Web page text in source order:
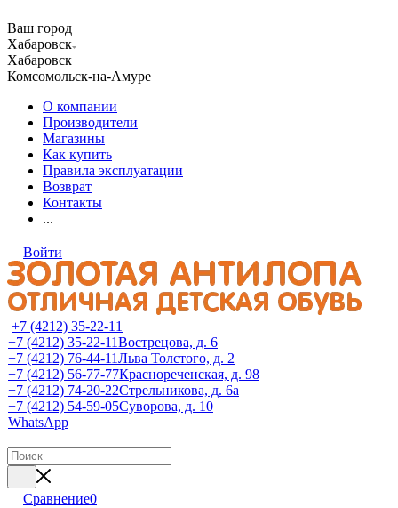
Ваш город
Хабаровск
Хабаровск
Комсомольск-на-Амуре
О компании
Производители
Магазины
Как купить
Правила эксплуатации
Возврат
Контакты
...
Войти
+7 (4212) 35-22-11
+7 (4212) 35-22-11Вострецова, д. 6
+7 (4212) 76-44-11Льва Толстого, д. 2
+7 (4212) 56-77-77Краснореченская, д. 98
+7 (4212) 74-20-22Стрельникова, д. 6а
+7 (4212) 54-59-05Суворова, д. 10
WhatsApp
Сравнение0